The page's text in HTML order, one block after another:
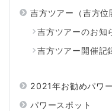
吉方ツアー（吉方位
吉方ツアーのお知
吉方ツアー開催記
2021年お勧めパワ
パワースポット